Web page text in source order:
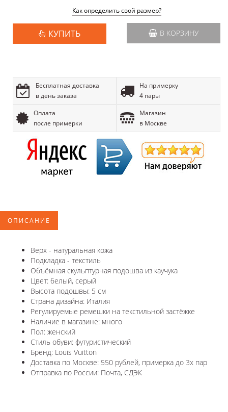
Как определить свой размер?
КУПИТЬ В КОРЗИНУ
Бесплатная доставка
в день заказа
На примерку
4 пары
Оплата
после примерки
Магазин
в Москве
ОПИСАНИЕ
Верх - натуральная кожа
Подкладка - текстиль
Объёмная скульптурная подошва из каучука
Цвет: белый, серый
Высота подошвы: 5 см
Страна дизайна: Италия
Регулируемые ремешки на текстильной застёжке
Наличие в магазине: много
Пол: женский
Стиль обуви: футуристический
Бренд: Louis Vuitton
Доставка по Москве: 550 рублей, примерка до 3х пар
Отправка по России: Почта, СДЭК